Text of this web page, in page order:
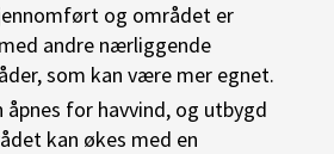
og området er
andre nærliggende
som kan være mer egnet.
for havvind, og utbygd
kan økes med en